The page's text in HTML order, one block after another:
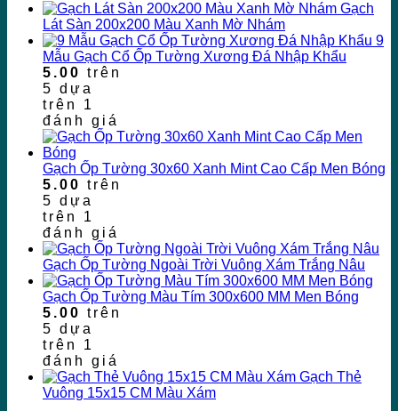
Gạch
Lát Sàn 200x200 Màu Xanh Mờ Nhám
9
Mẫu Gạch Cổ Ốp Tường Xương Đá Nhập Khẩu
5.00 trên
5 dựa
trên 1
đánh giá
Gạch Ốp Tường 30x60 Xanh Mint Cao Cấp Men Bóng
5.00 trên
5 dựa
trên 1
đánh giá
Gạch Ốp Tường Ngoài Trời Vuông Xám Trắng Nâu
Gạch Ốp Tường Màu Tím 300x600 MM Men Bóng
5.00 trên
5 dựa
trên 1
đánh giá
Gạch Thẻ
Vuông 15x15 CM Màu Xám